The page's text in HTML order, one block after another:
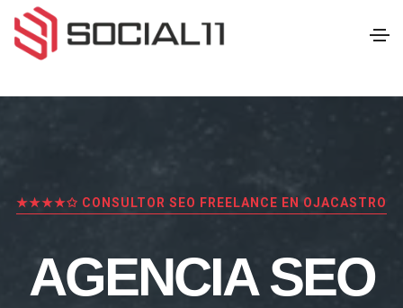
★★★★✩ CONSULTOR SEO FREELANCE EN OJACASTRO
AGENCIA SEO